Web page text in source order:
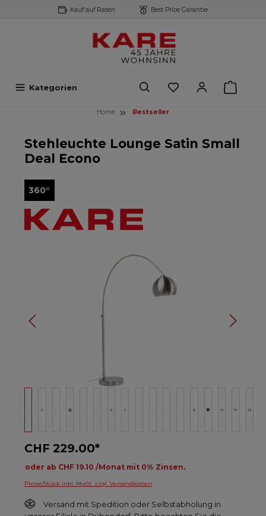
springen Kauf auf Raten Best Price Garantie
Kategorien
Home Bestseller
Stehleuchte Lounge Satin Small
Deal Econo
360°
CHF 229.00*
oder ab CHF 19.10 /Monat mit 0% Zinsen.
Preise/Stück inkl. MwSt. zzgl. Versandkosten
Versand mit Spedition oder Selbstabholung in